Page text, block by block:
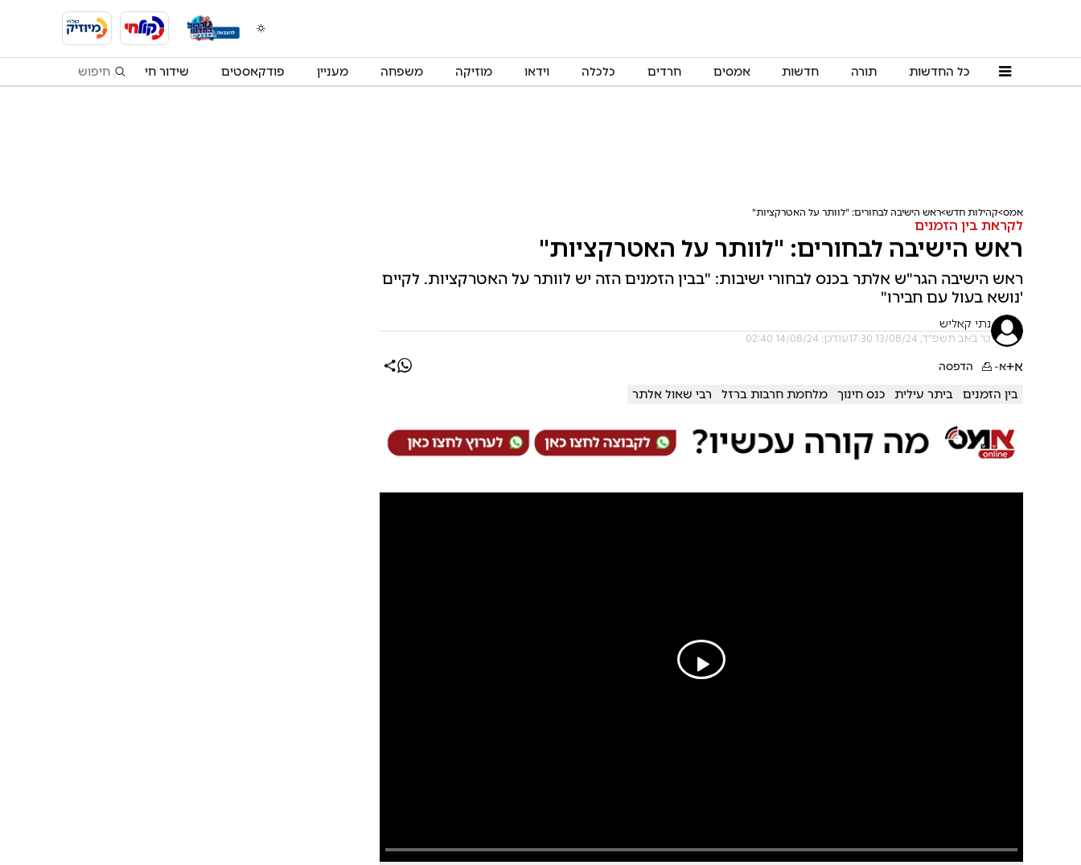
כל החדשות תורה חדשות אמסים חרדים כלכלה וידאו מוזיקה משפחה מעניין פודקאסטים שידור חי
אמס קהילות חדש ראש הישיבה לבחורים: "לוותר על האטרקציות"
לקראת בין הזמנים
ראש הישיבה לבחורים: "לוותר על האטרקציות"
ראש הישיבה הגר"ש אלתר בכנס לבחורי ישיבות: "בבין הזמנים הזה יש לוותר על האטרקציות. לקיים
'נושא בעול עם חבירו"
נתי קאליש
ט' באב תשפ"ד, 13/08/24 17:30 עודכן: 14/08/24 02:40
א+א- הדפסה
בין הזמנים ביתר עילית כנס חינוך מלחמת חרבות ברזל רבי שאול אלתר